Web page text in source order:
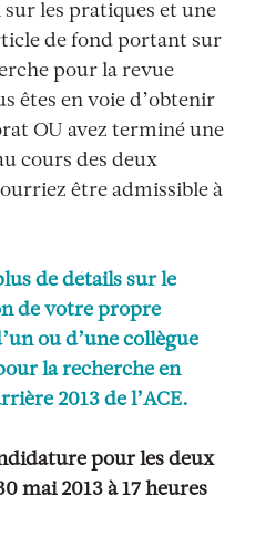
les pratiques et une
de fond portant sur
pour la revue
êtes en voie d’obtenir
OU avez terminé une
cours des deux
être admissible à
de détails sur le
de votre propre
ou d’une collègue
la recherche en
2013 de l’ACE.
pour les deux
mai 2013 à 17 heures